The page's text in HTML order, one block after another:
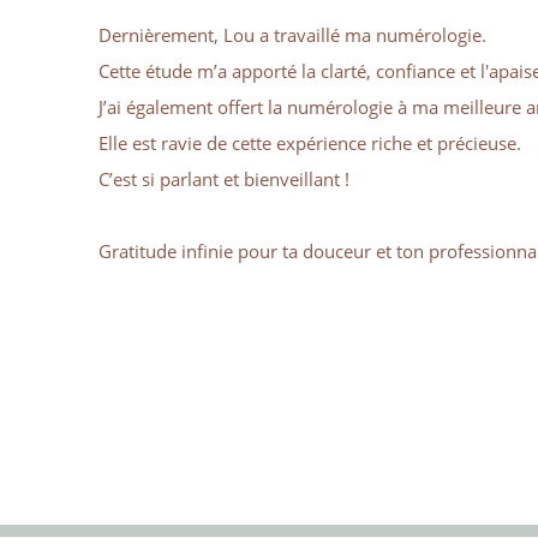
Dernièrement, Lou a travaillé ma numérologie.
Cette étude m’a apporté la clarté, confiance et
J’ai également offert la numérologie à ma meilleure
Elle est ravie de cette expérience riche et précieuse.
C’est si parlant et bienveillant !
Gratitude infinie pour ta douceur et ton